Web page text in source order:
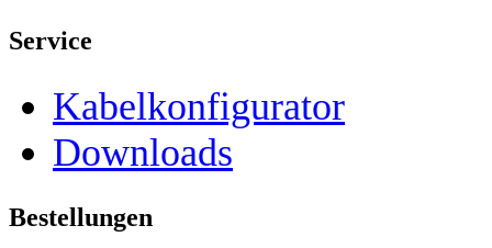
Service
Kabelkonfigurator
Downloads
Bestellungen